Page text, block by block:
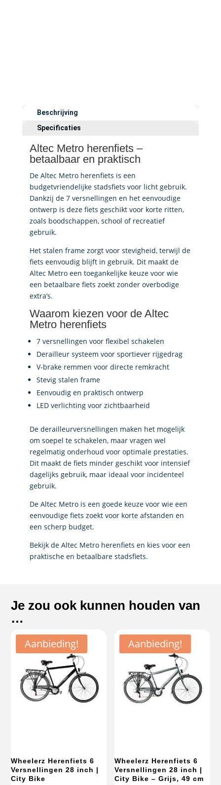
Beschrijving
Specificaties
Altec Metro herenfiets –
betaalbaar en praktisch
De Altec Metro herenfiets is een
budgetvriendelijke stadsfiets voor licht gebruik.
Dankzij de 7 versnellingen en het eenvoudige
ontwerp is deze fiets geschikt voor korte ritten,
zoals boodschappen, school of recreatief
gebruik.
Het stalen frame zorgt voor stevigheid, terwijl de
fiets eenvoudig blijft in gebruik. Dit maakt de
Altec Metro een toegankelijke keuze voor wie
een betaalbare fiets zoekt zonder overbodige
extra’s.
Waarom kiezen voor de Altec
Metro herenfiets
7 versnellingen voor flexibel schakelen
Derailleur systeem voor sportiever rijgedrag
V-brake remmen voor directe remkracht
Stevig stalen frame
Eenvoudig en praktisch ontwerp
LED verlichting voor zichtbaarheid
De derailleurversnellingen maken het mogelijk
om soepel te schakelen, maar vragen wel
regelmatig onderhoud voor optimale prestaties.
Dit maakt de fiets minder geschikt voor intensief
dagelijks gebruik, maar ideaal voor incidenteel
gebruik.
De Altec Metro is een goede keuze voor wie een
eenvoudige fiets zoekt voor korte afstanden en
een scherp budget.
Bekijk de Altec Metro herenfiets en kies voor een
praktische en betaalbare stadsfiets.
Je zou ook kunnen houden van
…
Aanbieding!
Wheelerz Herenfiets 6
Versnellingen 28 inch |
City Bike
Aanbieding!
Wheelerz Herenfiets 6
Versnellingen 28 inch |
City Bike – Grijs, 49 cm